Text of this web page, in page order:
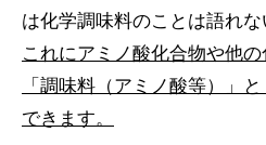
は化学調味料のことは語れな
これにアミノ酸化合物や他の
「調味料（アミノ酸等）」と
できます。